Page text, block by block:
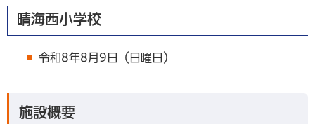
晴海西小学校
令和8年8月9日（日曜日）
施設概要